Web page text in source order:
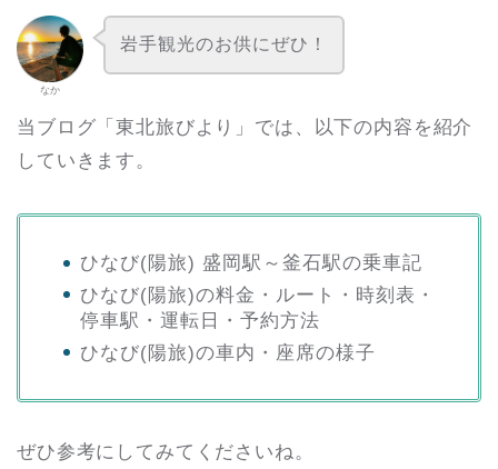
なか
岩手観光のお供にぜひ！
当ブログ「東北旅びより」では、以下の内容を紹介
していきます。
ひなび(陽旅) 盛岡駅～釜石駅の乗車記
ひなび(陽旅)の料金・ルート・時刻表・
停車駅・運転日・予約方法
ひなび(陽旅)の車内・座席の様子
ぜひ参考にしてみてくださいね。